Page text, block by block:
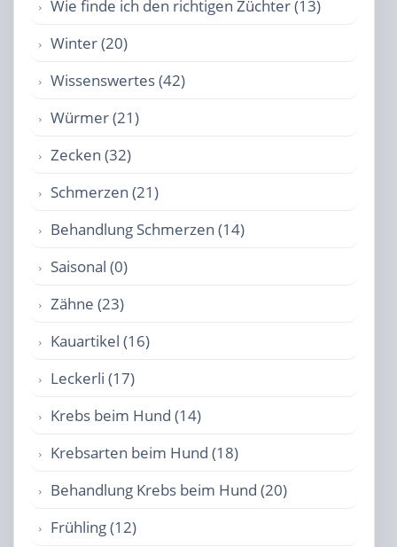
Wie finde ich den richtigen Züchter (13)
Winter (20)
Wissenswertes (42)
Würmer (21)
Zecken (32)
Schmerzen (21)
Behandlung Schmerzen (14)
Saisonal (0)
Zähne (23)
Kauartikel (16)
Leckerli (17)
Krebs beim Hund (14)
Krebsarten beim Hund (18)
Behandlung Krebs beim Hund (20)
Frühling (12)